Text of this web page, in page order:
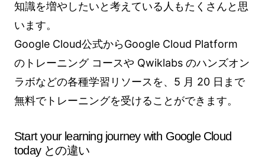
知識を増やしたいと考えている人もたくさんと思
います。
Google Cloud公式からGoogle Cloud Platform
のトレーニング コースや Qwiklabs のハンズオン
ラボなどの各種学習リソースを、5 月 20 日まで
無料でトレーニングを受けることができます。
Start your learning journey with Google Cloud
today との違い